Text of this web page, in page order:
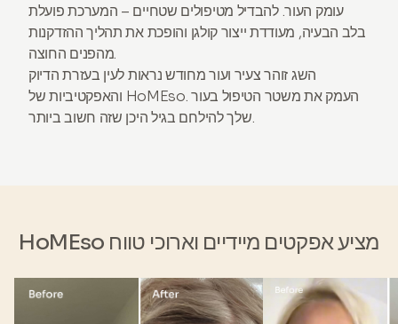
עומק העור. להבדיל מטיפולים שטחיים – המערכת פועלת
בלב הבעיה, מעודדתייצור קולגן והופכת את תהליך ההזדקנות
מהפנים החוצה.
השג זוהר צעיר ועור מחודש נראות לעין בעזרת הדיוק
והאפקטיביות של HoMEso. העמק את משטר הטיפול בעור
שלך להילחם בגיל היכן שזה חשוב ביותר.
HoMEso מציע אפקטים מיידיים וארוכי טווח